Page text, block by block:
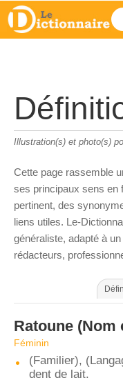
Illustration(s) et photo(s)
Cette page rassemble
ses principaux sens en
pertinent, des
liens utiles. Le-
généraliste, adapté à
rédacteurs,
Ratoune (Nom
Féminin
(Familier),
dent de lait.